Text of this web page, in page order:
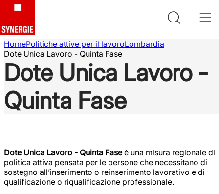
HomePolitiche attive per il lavoroLombardia
Dote Unica Lavoro - Quinta Fase
Dote Unica Lavoro -
Quinta Fase
Dote Unica Lavoro - Quinta Faseè una misura regionale di
politica attiva pensata per le persone che necessitano di
sostegno all’inserimento o reinserimento lavorativo e di
qualificazione o riqualificazione professionale.